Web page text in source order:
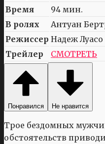
Время
94 мин.
В ролях
Антуан
Режиссер Надеж Луасо
Трейлер
СМОТРЕТЬ
Понравился Не нравится
Трое бездомных
обстоятельств